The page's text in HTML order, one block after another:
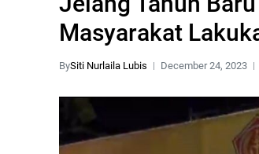
Masyarakat
BySiti Nurlaila Lubis December 24, 2023